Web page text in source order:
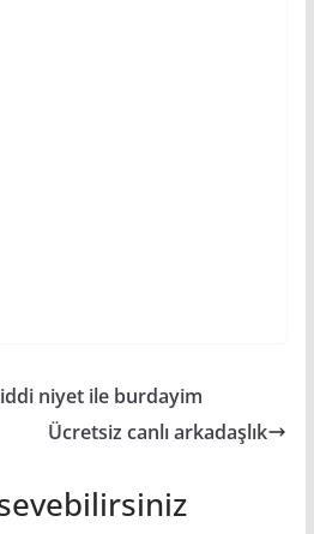
niyet ile burdayim
Ücretsiz canlı arkadaşlık